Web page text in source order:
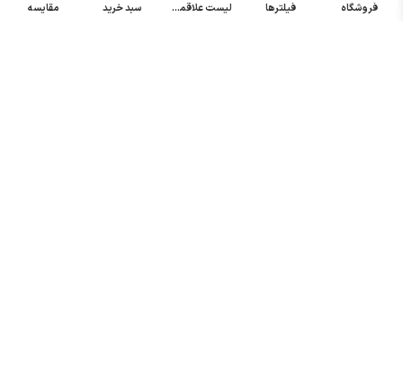
خرید میکرو
فروشگاه فیلترها لیست علاقمندی سبد خرید مقایسه